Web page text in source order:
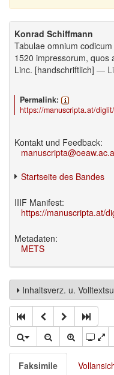
Konrad Schiffmann
Tabulae omnium
1520 impressorum, quos
Linc. [handschriftlich] —
Permalink:
https://manuscripta.at/
Kontakt und Feedback:
Startseite des Bandes
IIIF Manifest:
https://manuscripta.at/
Metadaten:
METS
Inhaltsverz. u.
Faksimile